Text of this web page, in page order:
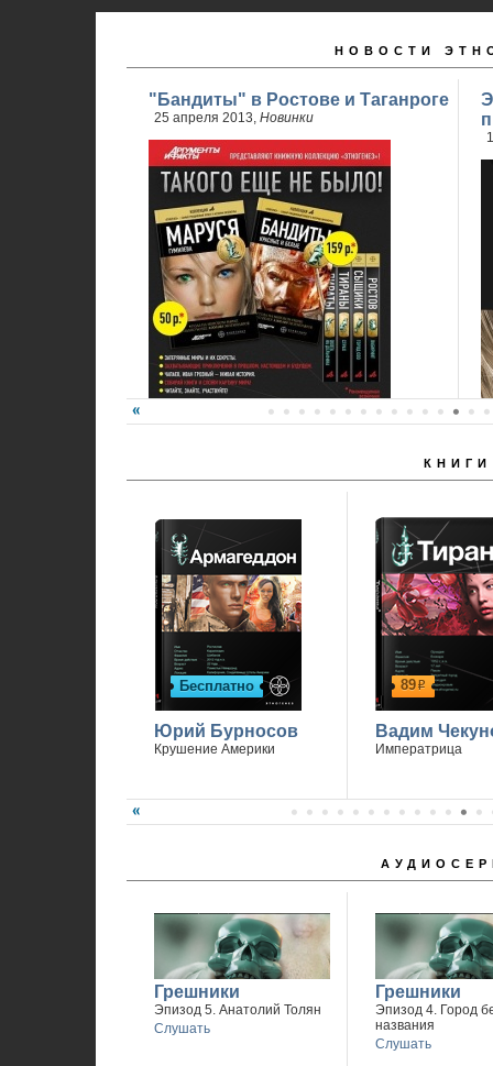
НОВОСТИ
"Бандиты" в Ростове и Таганроге
25 апреля 2013, Новинки
24 апреля стартовали продажи 2 книги
КНИГИ
Бесплатно
Юрий Бурносов
Крушение Америки
89р
Вадим
Императрица
Грешники
Эпизод 5. Анатолий Толян
Слушать
Грешники
Эпизод 4. Город
названия
Слушать